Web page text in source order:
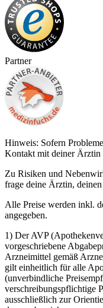
Partner
Hinweis: Sofern
Kontakt mit deiner Ärztin
Zu Risiken und
frage deine Ärztin,
Alle Preise werden inkl.
angegeben.
1) Der AVP
vorgeschriebene
Arzneimittel gemäß
gilt einheitlich für alle
(unverbindliche
verschreibungspflichtige
ausschließlich zur